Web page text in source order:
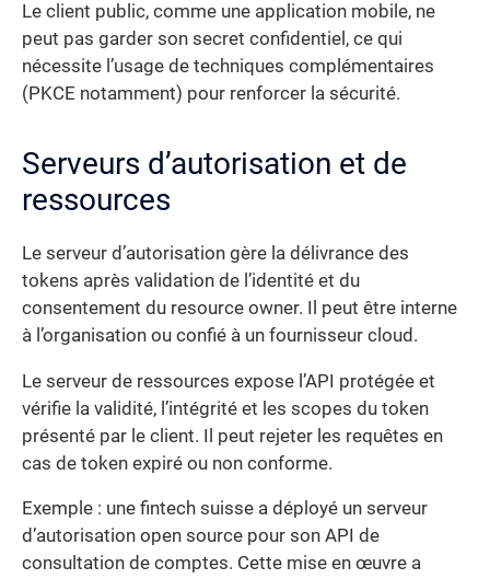
Le client public, comme une application mobile, ne
peut pas garder son secret confidentiel, ce qui
nécessite l’usage de techniques complémentaires
(PKCE notamment) pour renforcer la sécurité.
Serveurs d’autorisation et de
ressources
Le serveur d’autorisation gère la délivrance des
tokens après validation de l’identité et du
consentement du resource owner. Il peut être interne
à l’organisation ou confié à un fournisseur cloud.
Le serveur de ressources expose l’API protégée et
vérifie la validité, l’intégrité et les scopes du token
présenté par le client. Il peut rejeter les requêtes en
cas de token expiré ou non conforme.
Exemple : une fintech suisse a déployé un serveur
d’autorisation open source pour son API de
consultation de comptes. Cette mise en œuvre a